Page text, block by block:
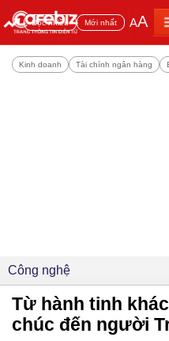
Đọc nhiều Mới nhất AA
Kinh doanh Tài chính ngân hàng
Công nghệ
Từ hành tinh
chúc đến người